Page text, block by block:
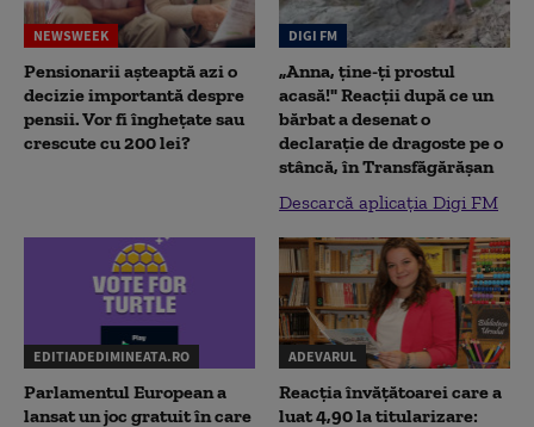
NEWSWEEK
Pensionarii așteaptă azi o
decizie importantă despre
pensii. Vor fi înghețate sau
crescute cu 200 lei?
DIGI FM
„Anna, ţine-ţi prostul
acasă!" Reacţii după ce un
bărbat a desenat o
declaraţie de dragoste pe o
stâncă, în Transfăgărăşan
Descarcă aplicația Digi FM
EDITIADEDIMINEATA.RO
Parlamentul European a
lansat un joc gratuit în care
ADEVARUL
Reacția învățătoarei care a
luat 4,90 la titularizare: